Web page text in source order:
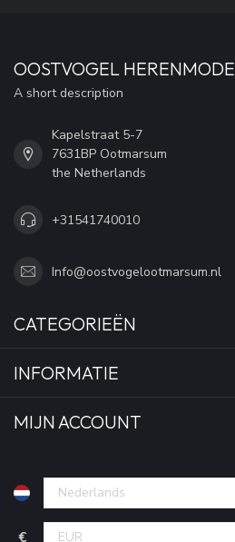
OOSTVOGEL HERENMODE
A short description
Kapelstraat 5-7
7631BP Ootmarsum
the Netherlands
+31541740010
Info@oostvogelootmarsum.nl
CATEGORIEËN
INFORMATIE
MIJN ACCOUNT
€